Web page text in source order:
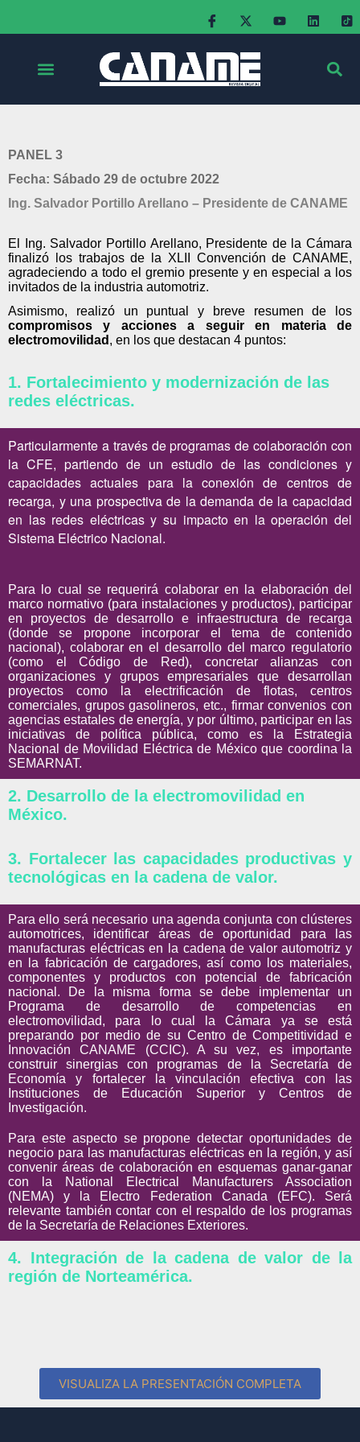
PANEL 3
Fecha: Sábado 29 de octubre 2022
Ing. Salvador Portillo Arellano – Presidente de CANAME
El Ing. Salvador Portillo Arellano, Presidente de la Cámara
finalizó los trabajos de la XLII Convención de CANAME,
agradeciendo a todo el gremio presente y en especial a los
invitados de la industria automotriz.
Asimismo, realizó un puntual y breve resumen de los
compromisos y acciones a seguir en materia de
electromovilidad , en los que destacan 4 puntos:
1. Fortalecimiento y modernización de las
redes eléctricas.
Particularmente a través de programas de colaboración con
la CFE, partiendo de un estudio de las condiciones y
capacidades actuales para la conexión de centros de
recarga, y una prospectiva de la demanda de la capacidad
en las redes eléctricas y su impacto en la operación del
Sistema Eléctrico Nacional.
Para lo cual se requerirá colaborar en la elaboración del
marco normativo (para instalaciones y productos), participar
en proyectos de desarrollo e infraestructura de recarga
(donde se propone incorporar el tema de contenido
nacional), colaborar en el desarrollo del marco regulatorio
(como el Código de Red), concretar alianzas con
organizaciones y grupos empresariales que desarrollan
proyectos como la electrificación de flotas, centros
comerciales, grupos gasolineros, etc., firmar convenios con
agencias estatales de energía, y por último, participar en las
iniciativas de política pública, como es la Estrategia
Nacional de Movilidad Eléctrica de México que coordina la
SEMARNAT.
2. Desarrollo de la electromovilidad en
México.
3. Fortalecer las capacidades productivas y
tecnológicas en la cadena de valor.
Para ello será necesario una agenda conjunta con clústeres
automotrices, identificar áreas de oportunidad para las
manufacturas eléctricas en la cadena de valor automotriz y
en la fabricación de cargadores, así como los materiales,
componentes y productos con potencial de fabricación
nacional. De la misma forma se debe implementar un
Programa de desarrollo de competencias en
electromovilidad, para lo cual la Cámara ya se está
preparando por medio de su Centro de Competitividad e
Innovación CANAME (CCIC). A su vez, es importante
construir sinergias con programas de la Secretaría de
Economía y fortalecer la vinculación efectiva con las
Instituciones de Educación Superior y Centros de
Investigación.
Para este aspecto se propone detectar oportunidades de
negocio para las manufacturas eléctricas en la región, y así
convenir áreas de colaboración en esquemas ganar-ganar
con la National Electrical Manufacturers Association
(NEMA) y la Electro Federation Canada (EFC). Será
relevante también contar con el respaldo de los programas
de la Secretaría de Relaciones Exteriores.
4. Integración de la cadena de valor de la
región de Norteamérica.
VISUALIZA LA PRESENTACIÓN COMPLETA